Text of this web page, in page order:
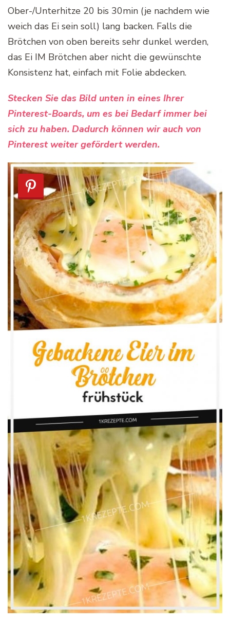
Ober-/Unterhitze 20 bis 30min (je nachdem wie
weich das Ei sein soll) lang backen. Falls die
Brötchen von oben bereits sehr dunkel werden,
das Ei IM Brötchen aber nicht die gewünschte
Konsistenz hat, einfach mit Folie abdecken.
Stecken Sie das Bild unten in eines Ihrer
Pinterest-Boards, um es bei Bedarf immer bei
sich zu haben. Dadurch können wir auch von
Pinterest weiter gefördert werden.